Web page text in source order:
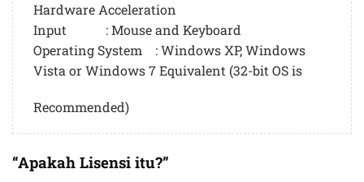
Hardware Acceleration
Input : Mouse and Keyboard
Operating System : Windows XP, Windows
Vista or Windows 7 Equivalent (32-bit OS is
Recommended)
“Apakah Lisensi itu?”